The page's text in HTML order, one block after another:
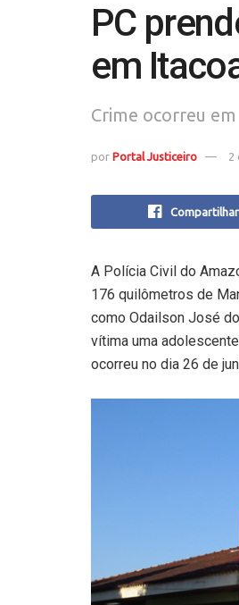
PC
em
Crime ocorreu
por Portal Justiceiro 2
Compartilhar
A Polícia Civil do
176 quilômetros de
como Odailson José
vítima uma
ocorreu no dia 26 de